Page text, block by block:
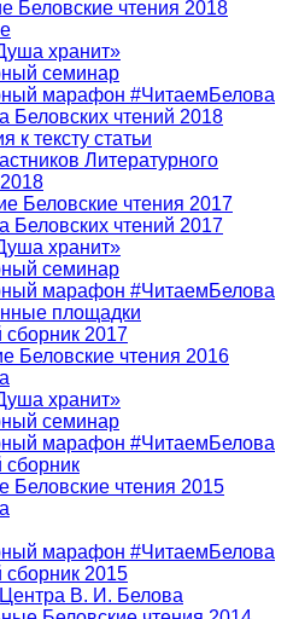
Беловские чтения 2018
хранит»
семинар
марафон #ЧитаемБелова
Беловских чтений 2018
к тексту статьи
Литературного
Беловские чтения 2017
Беловских чтений 2017
хранит»
семинар
марафон #ЧитаемБелова
площадки
сборник 2017
Беловские чтения 2016
хранит»
семинар
марафон #ЧитаемБелова
сборник
Беловские чтения 2015
марафон #ЧитаемБелова
сборник 2015
В. И. Белова